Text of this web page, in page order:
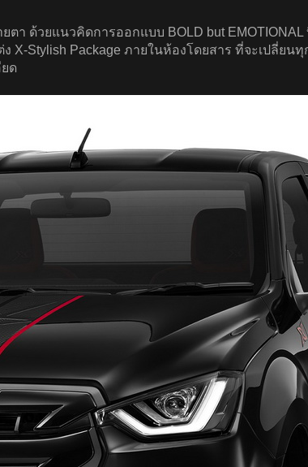
ด้วยแนวคิดการออกแบบ BOLD but EMOTIONAL
Stylish Package ภายในห้องโดยสาร ที่จะเปลี่ยน
ด